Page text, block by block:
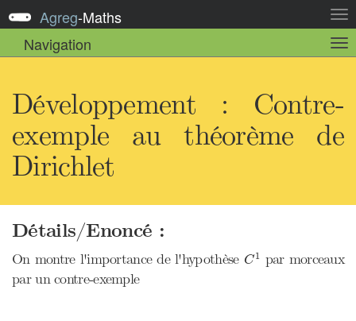
la
Agreg-Maths
Navigation
la
Développement : Contre-
exemple au théorème de
Dirichlet
Détails/Enoncé :
On montre l'importance de l'hypothèse C1
C1 par morceaux
par un contre-exemple